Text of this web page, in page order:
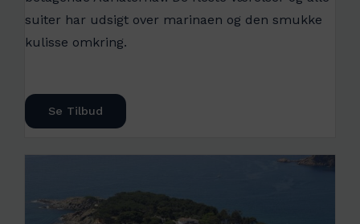
suiter har udsigt over marinaen og den smukke
kulisse omkring.
Se Tilbud